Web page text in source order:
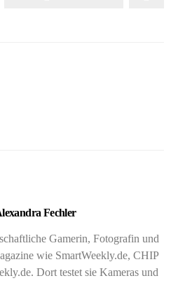
Fechler
Gamerin, Fotografin und
wie SmartWeekly.de, CHIP
Dort testet sie Kameras und